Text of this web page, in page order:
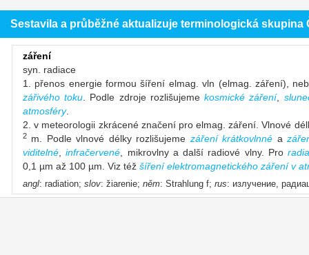
Sestavila a průběžné aktualizuje terminologická
záření
syn. radiace
1. přenos energie formou šíření elmag. vln (elmag. záření),
zářivého toku . Podle zdroje rozlišujemekosmické záření,
atmosféry.
2. v meteorologii zkrácené značení pro elmag. záření. Vlnové
2 m. Podle vlnové délky rozlišujeme záření krátkovlnné a
viditelné ,infračervené , mikrovlny a další radiové vlny. Pro
0,1 µm až 100 µm. Viz též šíření elektromagnetického záření v
angl: radiation; slov: žiarenie; něm: Strahlung f; rus: излучение,